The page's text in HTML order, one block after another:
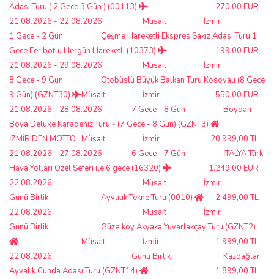
Adası Turu ( 2 Gece 3 Gün ) (00113)
270,00 EUR
İzmir
Müsait
21.08.2026 - 22.08.2026
1 Gece - 2 Gün
Çeşme Hareketli Ekspres Sakız Adası Turu 1
Gece Feribotlu Hergün Hareketli (10373)
199,00 EUR
İzmir
Müsait
21.08.2026 - 29.08.2026
8 Gece - 9 Gün
Otobüslü Büyük Balkan Turu Kosovalı (8 Gece
9 Gün) (GZNT30)
550,00 EUR
İzmir
Müsait
21.08.2026 - 28.08.2026
7 Gece - 8 Gün
Boydan
Boya Deluxe Karadeniz Turu - (7 Gece - 8 Gün) (GZNT3)
20.999,00 TL
İzmir
Müsait
21.08.2026 - 27.08.2026
6 Gece - 7 Gün
İZMİR'DEN MOTTO
İTALYA Türk
Hava Yolları Özel Seferi ile 6 gece (16320)
1.249,00 EUR
İzmir
Müsait
22.08.2026
Günü Birlik
Ayvalık Tekne Turu (0010)
2.499,00 TL
İzmir
Müsait
22.08.2026
Günü Birlik
Güzelköy Akyaka Yuvarlakçay Turu (GZNT2)
1.999,00 TL
İzmir
Müsait
22.08.2026
Günü Birlik
Kazdağları
Ayvalık Cunda Adası Turu (GZNT14)
1.899,00 TL